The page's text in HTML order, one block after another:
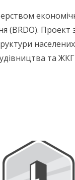
Проект
та